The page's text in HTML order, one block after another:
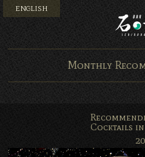
ENGLISH
Monthly
Cocktails in